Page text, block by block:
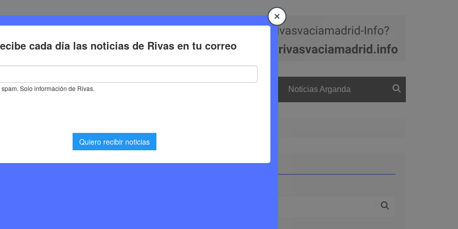
Deporte Cultura Trabajo Noticias Arganda
alcaldesa de
2